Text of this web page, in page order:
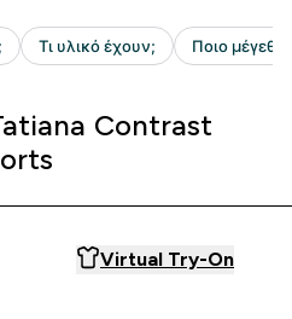
Contrast
Virtual Try-On